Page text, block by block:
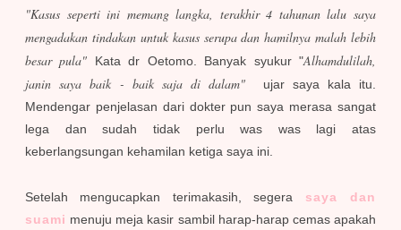
"Kasus seperti ini memang langka, terakhir 4 tahunan lalu saya
mengadakan tindakan untuk kasus serupa dan hamilnya malah lebih
besar pula"
Kata dr Oetomo. Banyak syukur "Alhamdulilah,
janin saya baik - baik saja di dalam"
ujar saya kala itu.
Mendengar penjelasan dari dokter pun saya merasa sangat
lega dan sudah tidak perlu was was lagi atas
keberlangsungan kehamilan ketiga saya ini.
Setelah mengucapkan terimakasih, segera saya dan
suami menuju meja kasir sambil harap-harap cemas apakah